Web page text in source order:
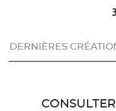
DERNIÈRES